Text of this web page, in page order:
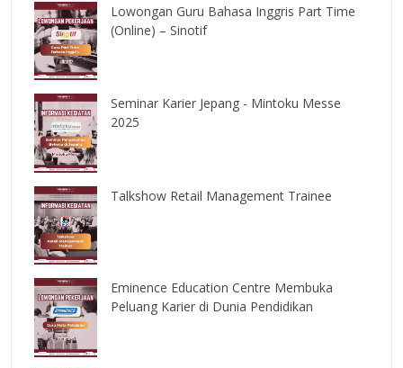
Lowongan Guru Bahasa Inggris Part Time
(Online) – Sinotif
Seminar Karier Jepang - Mintoku Messe
2025
Talkshow Retail Management Trainee
Eminence Education Centre Membuka
Peluang Karier di Dunia Pendidikan